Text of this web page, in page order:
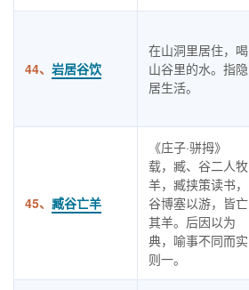
44、 岩居谷饮
在山洞里居住，喝
山谷里的水。指隐
居生活。
45、 臧谷亡羊
《庄子·骈拇》
载，臧、谷二人牧
羊，臧挟策读书，
谷博塞以游，皆亡
其羊。后因以为
典，喻事不同而实
则一。